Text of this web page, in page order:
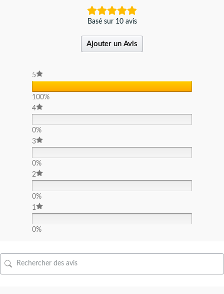
Basé sur 10 avis
Ajouter un Avis
5
100%
4
0%
3
0%
2
0%
1
0%